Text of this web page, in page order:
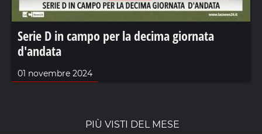
Serie D in campo per la decima giornata
d'andata
01 novembre 2024
PIÙ VISTI DEL MESE